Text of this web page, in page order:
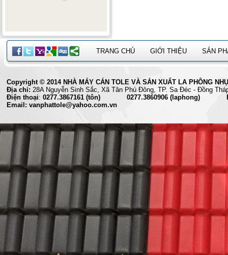
TRANG CHỦ GIỚI THIỆU SẢN
Copyright © 2014 NHÀ MÁY CÁN TOLE VÀ SẢN XUẤT LA PHÔNG
Địa chỉ: 28A Nguyễn Sinh Sắc, Xã Tân Phú Đông, TP. Sa
Điện thoại: 0277.3867161 (tôn) 0277.3860906 (laphong)
Email: vanphattole@yahoo.com.vn